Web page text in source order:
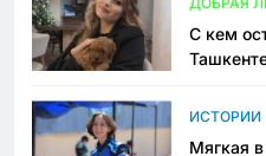
С кем
ИСТОРИИ
Мягкая